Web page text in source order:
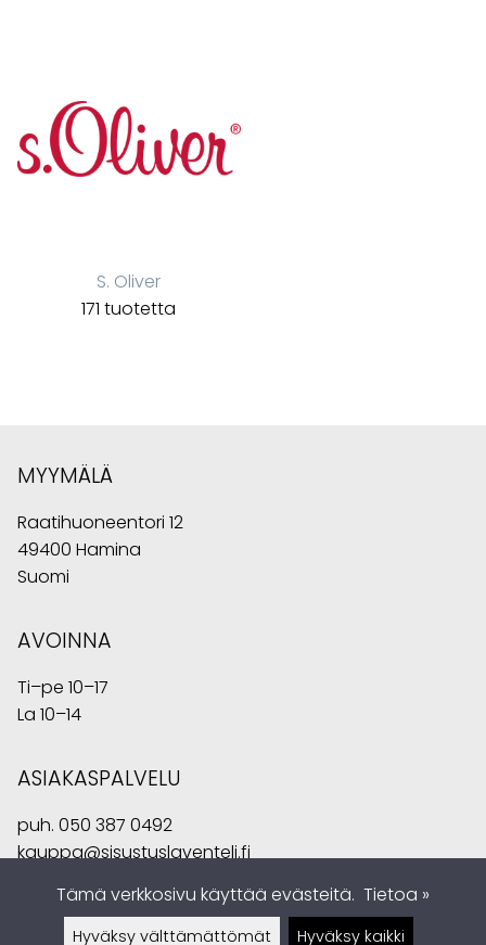
S. Oliver
171 tuotetta
MYYMÄLÄ
Raatihuoneentori 12
49400 Hamina
Suomi
AVOINNA
Ti–pe 10–17
La 10–14
ASIAKASPALVELU
puh. 050 387 0492
kauppa@sisustuslaventeli.fi
Tämä verkkosivu käyttää evästeitä. Tietoa »
Hyväksy välttämättömät Hyväksy kaikki